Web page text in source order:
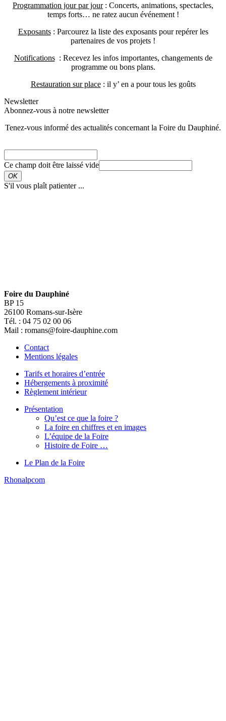
Programmation jour par jour: Concerts, animations, spectacles,
temps forts… ne ratez aucun événement !
Exposants: Parcourez la liste des exposants pour repérer les
partenaires de vos projets !
Notifications: Recevez les infos importantes, changements de
programme ou bons plans.
Restauration sur place: il y’ en a pour tous les goûts
Newsletter
Abonnez-vous à notre newsletter
Tenez-vous informé des actualités concernant la Foire du Dauphiné.
Ce champ doit être laissé vide
OK
S'il vous plaît patienter ...
Foire du Dauphiné
BP 15
26100 Romans-sur-Isère
Tél. : 04 75 02 00 06
Mail : romans@foire-dauphine.com
Contact
Mentions légales
Tarifs et horaires d’entrée
Hébergements à proximité
Règlement intérieur
Présentation
Qu’est ce que la foire ?
La foire en chiffres et en images
L’équipe de la Foire
Histoire de Foire …
Le Plan de la Foire
Rhonalpcom